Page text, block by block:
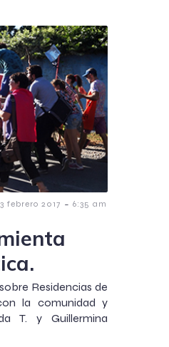
febrero 2017 - 6:35 am
Residencias de
la comunidad y
T. y Guillermina